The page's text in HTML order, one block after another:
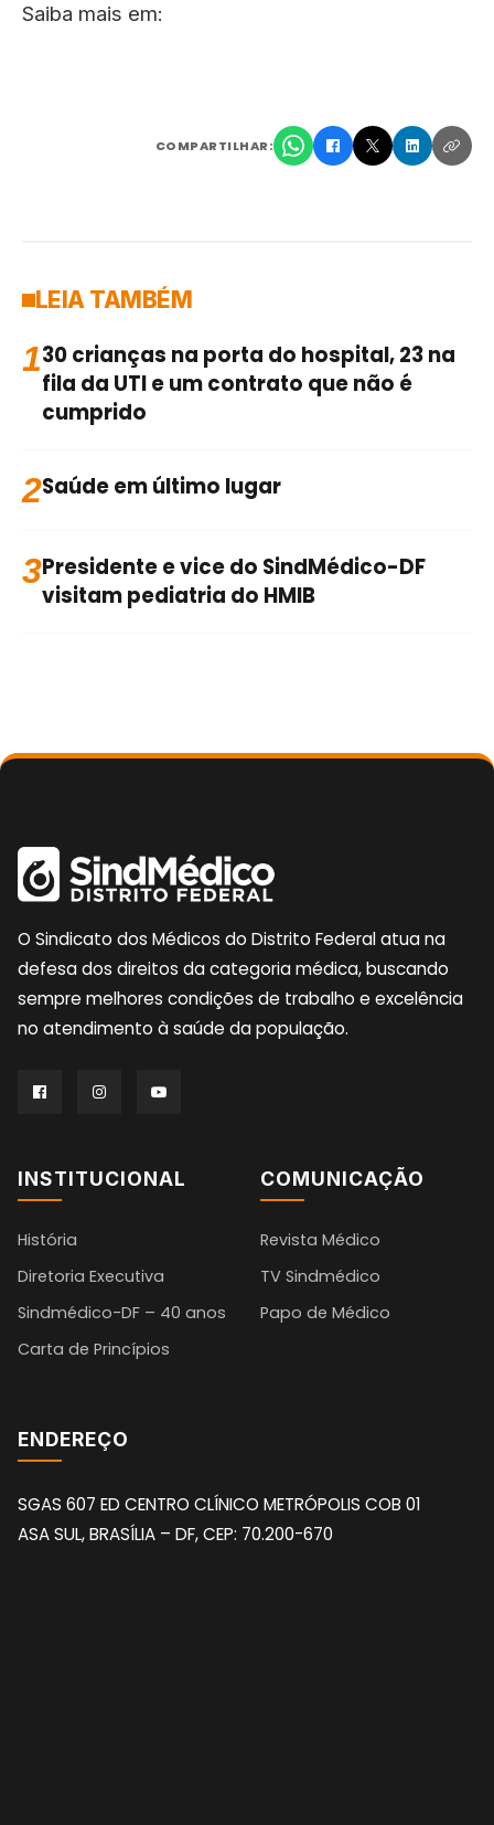
Saiba mais em:
COMPARTILHAR:
LEIA TAMBÉM
130 crianças na porta do hospital, 23 na
fila da UTI e um contrato que não é
cumprido
2Saúde em último lugar
3Presidente e vice do SindMédico-DF
visitam pediatria do HMIB
O Sindicato dos Médicos do Distrito Federal atua na
defesa dos direitos da categoria médica, buscando
sempre melhores condições de trabalho e excelência
no atendimento à saúde da população.
INSTITUCIONAL
História
Diretoria Executiva
Sindmédico-DF – 40 anos
Carta de Princípios
COMUNICAÇÃO
Revista Médico
TV Sindmédico
Papo de Médico
ENDEREÇO
SGAS 607 ED CENTRO CLÍNICO METRÓPOLIS COB 01
ASA SUL, BRASÍLIA – DF, CEP: 70.200-670